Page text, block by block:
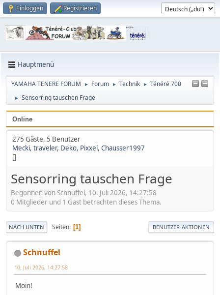
Einloggen Registrieren
Hauptmenü
YAMAHA TENERE FORUM ► Forum ► Technik ► Ténéré 700
► Sensorring tauschen Frage
Online
275 Gäste, 5 Benutzer
Mecki, traveler, Deko, Pixxel, Chausser1997
[]
Sensorring tauschen Frage
Begonnen von Schnuffel, 10. Juli 2026, 14:27:58
0 Mitglieder und 1 Gast betrachten dieses Thema.
NACH UNTEN Seiten 1 BENUTZER-AKTIONEN
Schnuffel
10. Juli 2026, 14:27:58
Moin!